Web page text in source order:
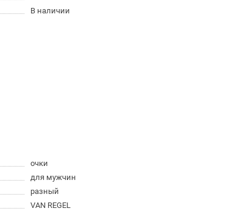
В наличии
очки
для мужчин
разный
VAN REGEL